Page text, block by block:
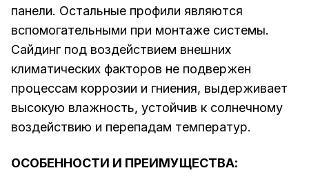
панели. Остальные профили являются
вспомогательными при монтаже системы.
Сайдинг под воздействием внешних
климатических факторов не подвержен
процессам коррозии и гниения, выдерживает
высокую влажность, устойчив к солнечному
воздействию и перепадам температур.
ОСОБЕННОСТИ И ПРЕИМУЩЕСТВА: